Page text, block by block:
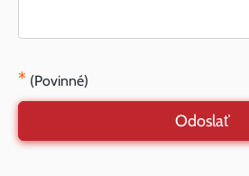
* (Povinné)
Odoslať